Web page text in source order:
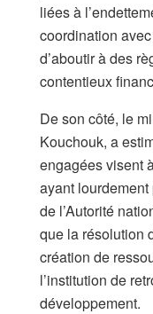
liées à
coordination
d’aboutir à des
contentieux
De son côté, le
Kouchouk, a
engagées visent
ayant
de l’Autorité
que la résolution
création de
l’institution de
développement.